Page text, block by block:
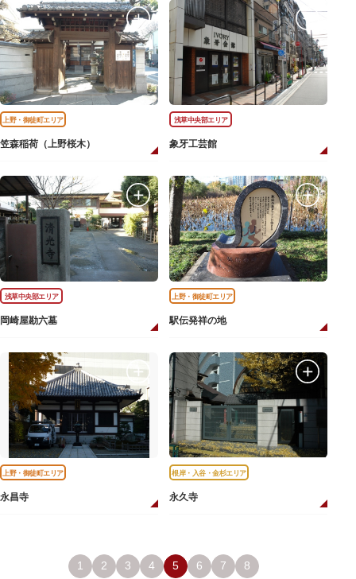
上野・御徒町エリア
笠森稲荷（上野桜木）
浅草中央部エリア
象牙工芸館
浅草中央部エリア
岡崎屋勘六墓
上野・御徒町エリア
駅伝発祥の地
上野・御徒町エリア
永昌寺
根岸・入谷・金杉エリア
永久寺
1 2 3 4 5 6 7 8